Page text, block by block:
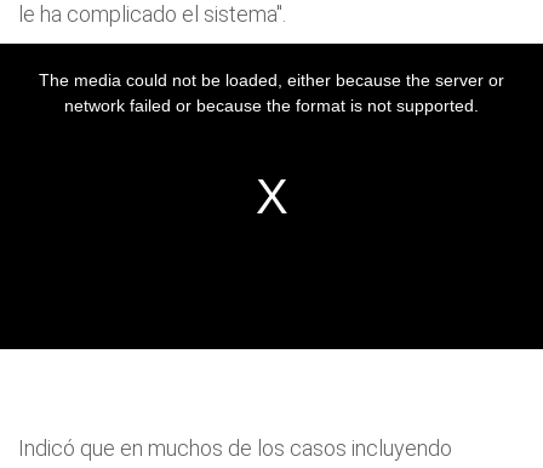
le ha complicado el sistema".
Indicó que en muchos de los casos incluyendo